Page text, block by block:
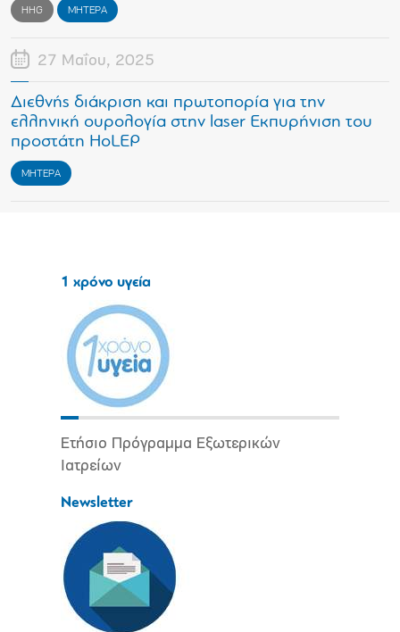
HHG ΜΗΤΕΡΑ
27 Μαΐου, 2025
Διεθνής διάκριση και πρωτοπορία για την
ελληνική ουρολογία στην laser Εκπυρήνιση του
προστάτη ΗoLEP
ΜΗΤΕΡΑ
1 χρόνο υγεία
Ετήσιο Πρόγραμμα Εξωτερικών
Ιατρείων
Newsletter